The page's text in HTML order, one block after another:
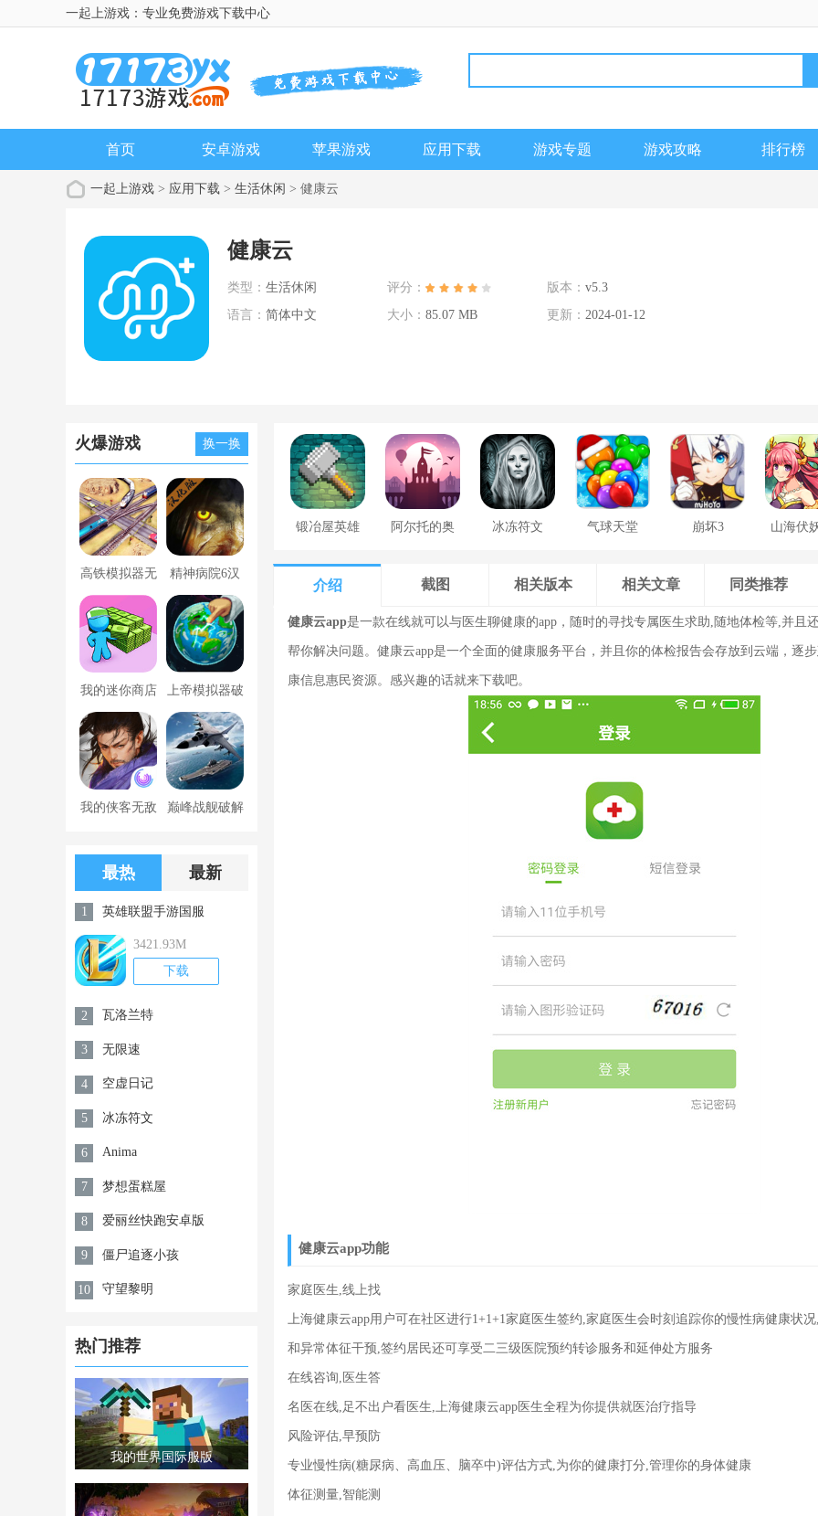
一起上游戏：专业免费游戏下载中心
首页 安卓游戏 苹果游戏 应用下载 游戏专题 游戏攻略 排行榜
一起上游戏 > 应用下载 > 生活休闲 > 健康云
健康云
类型： 生活休闲 评分： 版本： v5.3
语言： 简体中文 大小： 85.07 MB 更新： 2024-01-12
火爆游戏 换一换
高铁模拟器无
限金币版
精神病院6汉
化版下载
我的迷你商店
破解版无限金
币版下载中文
上帝模拟器破
解版全解锁无
广告
我的侠客无敌 巅峰战舰破解
限钻石
最热 最新
1 英雄联盟手游国服
3421.93M
下载
2 瓦洛兰特
3 无限速
4 空虚日记
5 冰冻符文
6 Anima
7 梦想蛋糕屋
8 爱丽丝快跑安卓版
9 僵尸追逐小孩
10 守望黎明
热门推荐
我的世界国际服版
锻冶屋英雄 阿尔托的奥 冰冻符文 气球天堂 崩坏3 山海伏
介绍 截图 相关版本 相关文章 同类推荐
健康云app是一款在线就可以与医生聊健康的app，随时的寻找专属医生求助,随地体检等,并且
帮你解决问题。健康云app是一个全面的健康服务平台，并且你的体检报告会存放到云端，逐
康信息惠民资源。感兴趣的话就来下载吧。
健康云app功能
家庭医生,线上找
上海健康云app用户可在社区进行1+1+1家庭医生签约,家庭医生会时刻追踪你的慢性病健康状
和异常体征干预,签约居民还可享受二三级医院预约转诊服务和延伸处方服务
在线咨询,医生答
名医在线,足不出户看医生,上海健康云app医生全程为你提供就医治疗指导
风险评估,早预防
专业慢性病(糖尿病、高血压、脑卒中)评估方式,为你的健康打分,管理你的身体健康
体征测量,智能测